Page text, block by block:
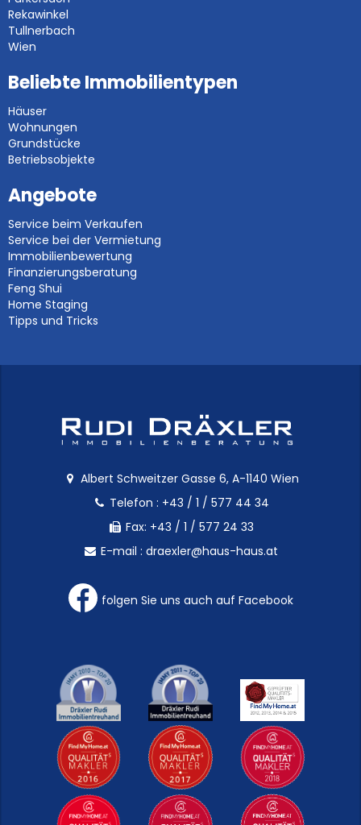
Rekawinkel
Tullnerbach
Wien
Beliebte Immobilientypen
Häuser
Wohnungen
Grundstücke
Betriebsobjekte
Angebote
Service beim Verkaufen
Service bei der Vermietung
Immobilienbewertung
Finanzierungsberatung
Feng Shui
Home Staging
Tipps und Tricks
Albert Schweitzer Gasse 6, A-1140 Wien
Telefon : +43 / 1 / 577 44 34
Fax: +43 / 1 / 577 24 33
E-mail : draexler@haus-haus.at
folgen Sie uns auch auf Facebook